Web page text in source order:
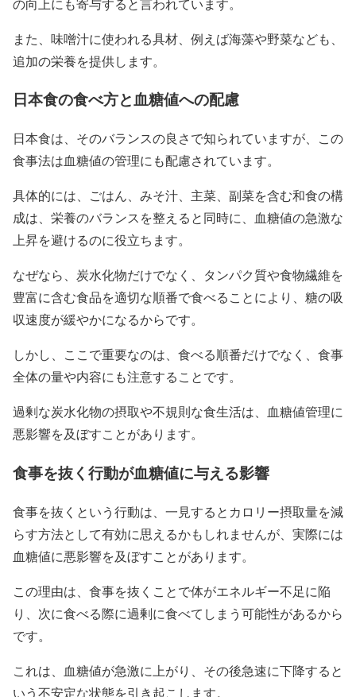
また、味噌汁に使われる具材、例えば海藻や野菜なども、
追加の栄養を提供します。
日本食の食べ方と血糖値への配慮
日本食は、そのバランスの良さで知られていますが、この
食事法は血糖値の管理にも配慮されています。
具体的には、ごはん、みそ汁、主菜、副菜を含む和食の構
成は、栄養のバランスを整えると同時に、血糖値の急激な
上昇を避けるのに役立ちます。
なぜなら、炭水化物だけでなく、タンパク質や食物繊維を
豊富に含む食品を適切な順番で食べることにより、糖の吸
収速度が緩やかになるからです。
しかし、ここで重要なのは、食べる順番だけでなく、食事
全体の量や内容にも注意することです。
過剰な炭水化物の摂取や不規則な食生活は、血糖値管理に
悪影響を及ぼすことがあります。
食事を抜く行動が血糖値に与える影響
食事を抜くという行動は、一見するとカロリー摂取量を減
らす方法として有効に思えるかもしれませんが、実際には
血糖値に悪影響を及ぼすことがあります。
この理由は、食事を抜くことで体がエネルギー不足に陥
り、次に食べる際に過剰に食べてしまう可能性があるから
です。
これは、血糖値が急激に上がり、その後急速に下降すると
いう不安定な状態を引き起こします。